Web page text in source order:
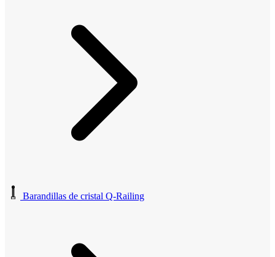
Barandillas de cristal Q-Railing